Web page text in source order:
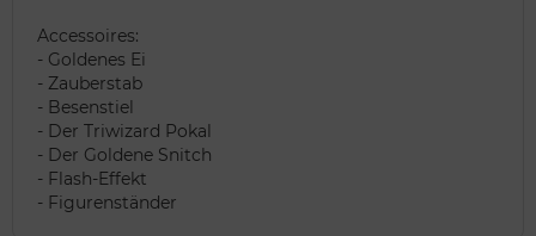
Accessoires:
- Goldenes Ei
- Zauberstab
- Besenstiel
- Der Triwizard Pokal
- Der Goldene Snitch
- Flash-Effekt
- Figurenständer